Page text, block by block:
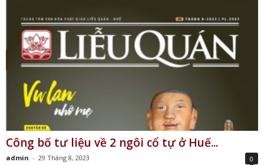
Công bố tư liệu về 2 ngôi cổ tự ở Huế...
admin - 29 Tháng 8, 2023 0